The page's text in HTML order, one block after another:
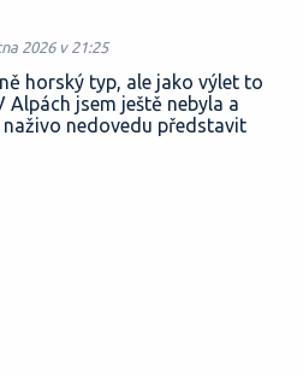
2026 v 21:25
horský typ, ale jako výlet to
Alpách jsem ještě nebyla a
naživo nedovedu představit